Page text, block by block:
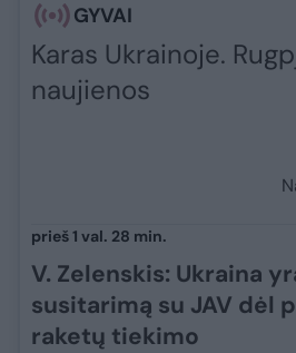
GYVAI
Karas Ukrainoje.
naujienos
prieš 1 val. 28 min.
V. Zelenskis: Ukraina
susitarimą su JAV dėl
raketų tiekimo